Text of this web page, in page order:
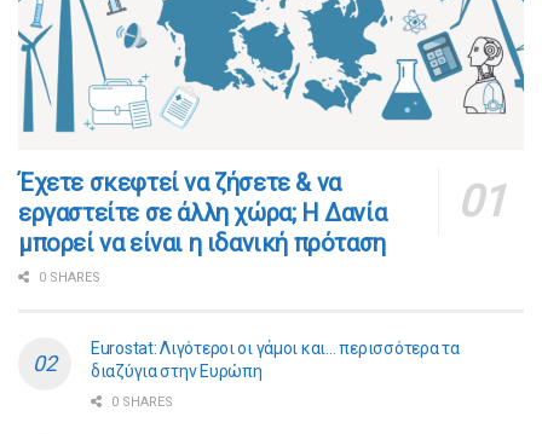
​​Έχετε σκεφτεί να ζήσετε & να
εργαστείτε σε άλλη χώρα; Η Δανία
μπορεί να είναι η ιδανική πρόταση
0 SHARES
Eurostat: Λιγότεροι οι γάμοι και… περισσότερα τα
διαζύγια στην Ευρώπη
0 SHARES